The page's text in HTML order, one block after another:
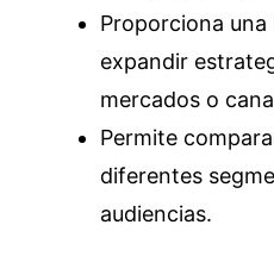
Proporciona una
expandir
mercados o
Permite
diferentes
audiencias.